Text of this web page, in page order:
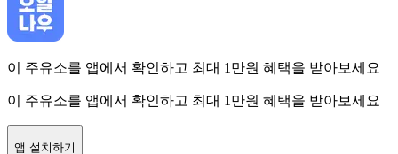
이 주유소를 앱에서 확인하고 최대 1만원 혜택을 받아보세요
이 주유소를 앱에서 확인하고 최대 1만원 혜택을 받아보세요
앱 설치하기